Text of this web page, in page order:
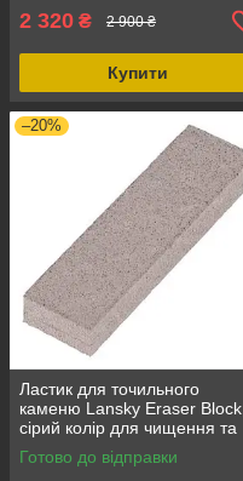
2 320 ₴ 2 900 ₴
Купити
–20%
Ластик для точильного
каменю Lansky Eraser Block,
сірий колір для чищення та
догляду за каменями, для
точильних інструментів
Готово до відправки